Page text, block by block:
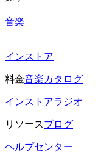
音楽
インストア
料金音楽カタログ
インストアラジオ
リソースブログ
ヘルプセンター